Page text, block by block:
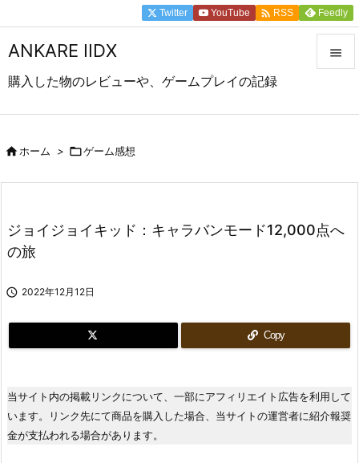
ANKARE IIDX
購入した物のレビューや、ゲームプレイの記録

検索
Twitter YouTube  RSS Feedly
ホーム > ゲーム感想
ジョイジョイキッド：キャラバンモード12,000点へ
の旅
 2022年12月12日
Copy
当サイト内の掲載リンクについて、一部にアフィリエイト広告を利用して
います。リンク先にて商品を購入した場合、当サイトの運営者に紹介報奨
金が支払われる場合があります。